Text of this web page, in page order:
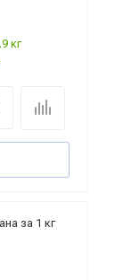
кг
за 1 кг